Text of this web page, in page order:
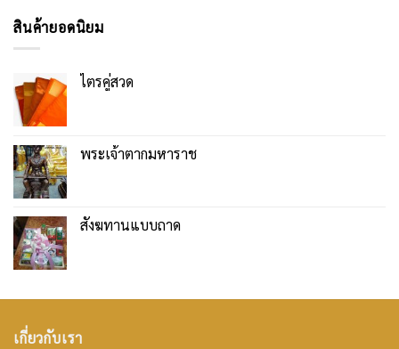
สินค้ายอดนิยม
ไตรคู่สวด
พระเจ้าตากมหาราช
สังฆทานแบบถาด
เกี่ยวกับเรา